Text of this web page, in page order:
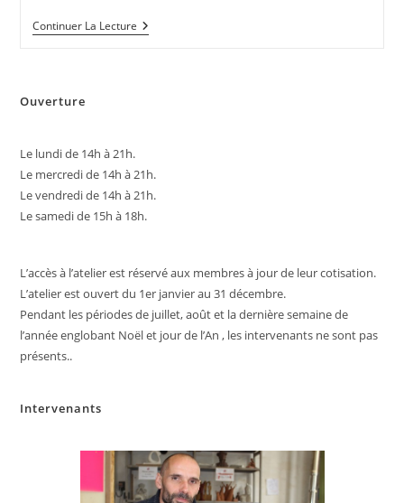
Continuer La LectureVISITE
AU
Ouverture
Le lundi de 14h à 21h.
Le mercredi de 14h à 21h.
Le vendredi de 14h à 21h.
Le samedi de 15h à 18h.
L’accès à l’atelier est réservé aux membres à jour de leur cotisation.
L’atelier est ouvert du 1er janvier au 31 décembre.
Pendant les périodes de juillet, août et la dernière semaine de
l’année englobant Noël et jour de l’An , les intervenants ne sont pas
présents..
Intervenants